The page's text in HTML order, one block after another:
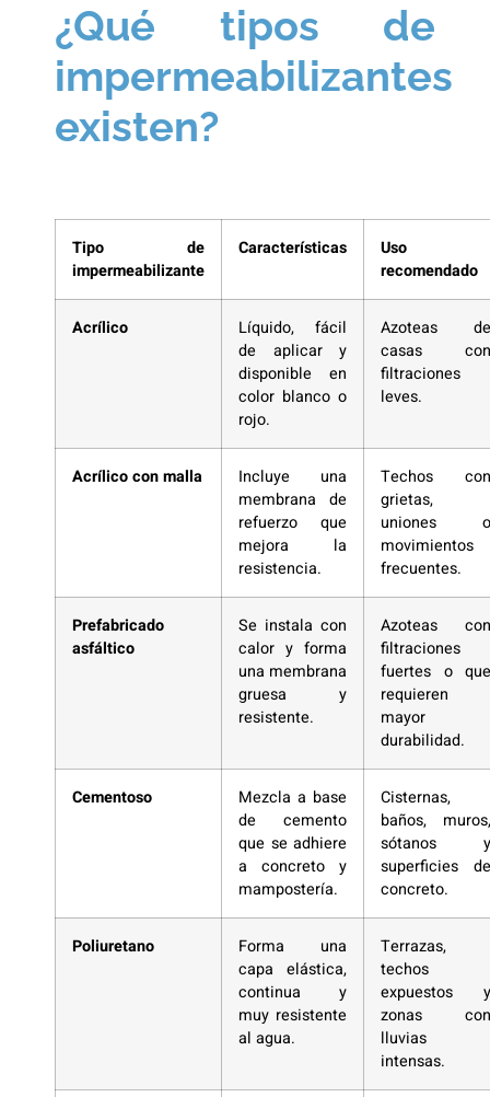
¿Qué tipos de
impermeabilizantes
existen?
Tipo de
impermeabilizante
Características
Uso
recomendado
Acrílico
Líquido, fácil
de aplicar y
disponible en
color blanco o
rojo.
Azoteas de
casas con
filtraciones
leves.
Acrílico con malla
Incluye una
membrana de
refuerzo que
mejora la
resistencia.
Techos con
grietas,
uniones o
movimientos
frecuentes.
Prefabricado
asfáltico
Se instala con
calor y forma
una membrana
gruesa y
resistente.
Azoteas con
filtraciones
fuertes o que
requieren
mayor
durabilidad.
Cementoso
Mezcla a base
de cemento
que se adhiere
a concreto y
mampostería.
Cisternas,
baños, muros,
sótanos y
superficies de
concreto.
Poliuretano
Forma una
capa elástica,
continua y
muy resistente
al agua.
Terrazas,
techos
expuestos y
zonas con
lluvias
intensas.